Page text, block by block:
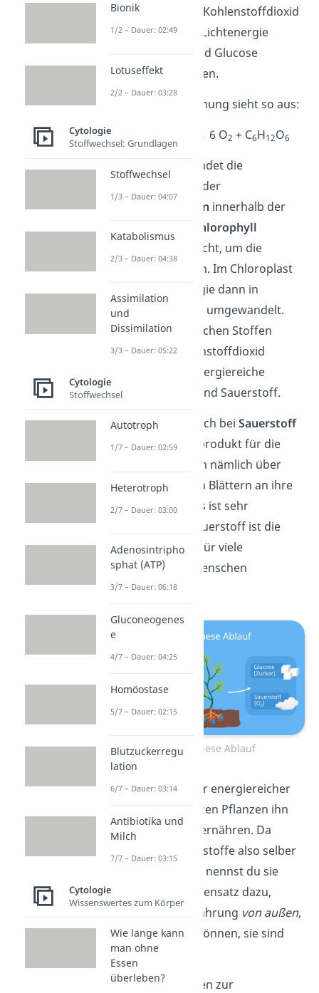
Wasser (H
O) und Kohlenstoffdioxid
(CO ) mithilfe von Lichtenergie
) und Glucose
(C6H12O6) entstehen.
Die Reaktionsgleichung sieht so aus:
→ 6 O2 + C6H12O6
Genauer gesagt findet die
Photosynthese an der
Thylakoidmembran innerhalb der
Chlorophyll
nutzt das Sonnenlicht, um die
Reaktion zu starten. Im Chloroplast
wird die Lichtenergie dann in
chemische Energie umgewandelt.
Aus den anorganischen Stoffen
Wasser und Kohlenstoffdioxid
entstehen dann energiereiche
Zucker (Glucose) und Sauerstoff.
Dabei handelt es sich beiSauerstoff
um eine Art Abfallprodukt für die
Pflanze. Sie gibt ihn nämlich über
Öffnungen in ihren Blättern an ihre
Umgebung ab. Das ist sehr
praktisch, denn Sauerstoff ist die
Lebensgrundlage für viele
Lebewesen, uns Menschen
eingeschlossen.
Photosynthese Ablauf
Glucoseist ein sehr energiereicher
Stoff. Deshalb nutzen Pflanzen ihn
selbst, um sich zu ernähren. Da
Pflanzen ihre Nährstoffe also selber
herstellen können, nennst du sie
autotroph
. Im Gegensatz dazu,
benötigen Tiere Nahrung von außen,
um überleben zu können, sie sind
alsoheterotroph
Mehr Informationen zur
Bionik
1/2 – Dauer: 02:49
Lotuseffekt
2/2 – Dauer: 03:28
Cytologie
Stoffwechsel: Grundlagen
Stoffwechsel
1/3 – Dauer: 04:07
Katabolismus
2/3 – Dauer: 04:38
Assimilation
und
Dissimilation
3/3 – Dauer: 05:22
Cytologie
Stoffwechsel
Autotroph
1/7 – Dauer: 02:59
Heterotroph
2/7 – Dauer: 03:00
Adenosintripho
sphat (ATP)
3/7 – Dauer: 06:18
Gluconeogenes
e
4/7 – Dauer: 04:25
Homöostase
5/7 – Dauer: 02:15
Blutzuckerregu
lation
6/7 – Dauer: 03:14
Antibiotika und
Milch
7/7 – Dauer: 03:15
Cytologie
Wissenswertes zum Körper
Wie lange kann
man ohne
Essen
überleben?